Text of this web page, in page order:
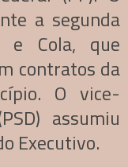
a segunda
e Cola, que
contratos da
O vice-
assumiu
Executivo.